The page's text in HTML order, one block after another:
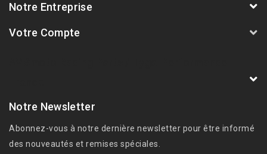
Notre Entreprise
Votre Compte
Notre Newsletter
Abonnez-vous à notre dernière newsletter pour être informé
des nouveautés et remises spéciales.